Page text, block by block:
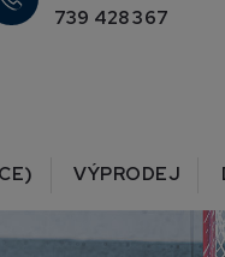
739 428 367
VÝPRODEJ